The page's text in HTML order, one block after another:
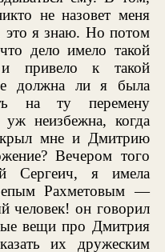
не назовет меня
это я знаю. Но потом
дело имело такой
и привело к такой
должна ли я была
на ту перемену
неизбежна, когда
мне и Дмитрию
Вечером того
Сергеич, я имела
Рахметовым —
человек! он говорил
вещи про Дмитрия
их дружеским